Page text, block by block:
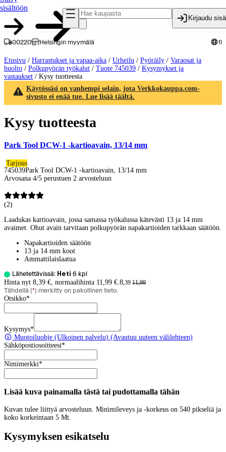
sisältöön
Kirjaudu
00220 Helsingin myymälä fi
Etusivu / Harrastukset ja vapaa-aika / Urheilu / Pyöräily / Varaosat ja
huolto / Polkupyörän työkalut / Tuote 745039 / Kysymykset ja
vastaukset / Kysy tuotteesta
Käytössäsi on vanhempi selain, jota Verkkokauppa.com-
sivusto ei enää tue. Lue lisää täältä.
Kysy tuotteesta
Park Tool DCW-1 -kartioavain, 13/14 mm
Tarjous
745039Park Tool DCW-1 -kartioavain, 13/14 mm
Arvosana 4/5 perustuen 2 arvosteluun
(2)
Laadukas kartioavain, jossa samassa työkalussa kätevästi 13 ja 14 mm
avaimet. Ohut avain tarvitaan polkupyörän napakartioiden tarkkaan säätöön.
Napakartioiden säätöön
13 ja 14 mm koot
Ammattilaislaatua
Lähetettävissä: Heti 6 kpl
Hinta nyt 8,39 €, normaalihinta 11,99 €. 8,39 11,99
Tähdellä (*) merkitty on pakollinen tieto.
Otsikko*
Kysymys*
Muotoiluohje (Ulkoinen palvelu) (Avautuu uuteen välilehteen)
Sähköpostiosoitteesi*
Nimimerkki*
Lisää kuva painamalla tästä tai pudottamalla tähän
Kuvan tulee liittyä arvosteluun. Minimileveys ja -korkeus on 540 pikseliä ja
koko korkeintaan 5 Mt.
Kysymyksen esikatselu